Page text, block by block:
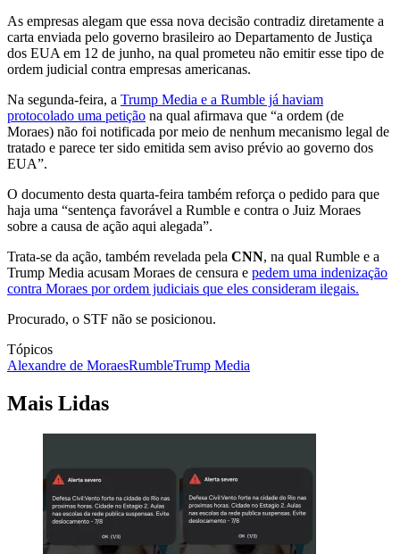
As empresas alegam que essa nova decisão contradiz diretamente a
carta enviada pelo governo brasileiro ao Departamento de Justiça
dos EUA em 12 de junho, na qual prometeu não emitir esse tipo de
ordem judicial contra empresas americanas.
Na segunda-feira, a Trump Media e a Rumble já haviam
protocolado uma petição na qual afirmava que “a ordem (de
Moraes) não foi notificada por meio de nenhum mecanismo legal de
tratado e parece ter sido emitida sem aviso prévio ao governo dos
EUA”.
O documento desta quarta-feira também reforça o pedido para que
haja uma “sentença favorável a Rumble e contra o Juiz Moraes
sobre a causa de ação aqui alegada”.
Trata-se da ação, também revelada pela CNN, na qual Rumble e a
Trump Media acusam Moraes de censura e pedem uma indenização
contra Moraes por ordem judiciais que eles consideram ilegais.
Procurado, o STF não se posicionou.
Tópicos
Alexandre de MoraesRumbleTrump Media
Mais Lidas